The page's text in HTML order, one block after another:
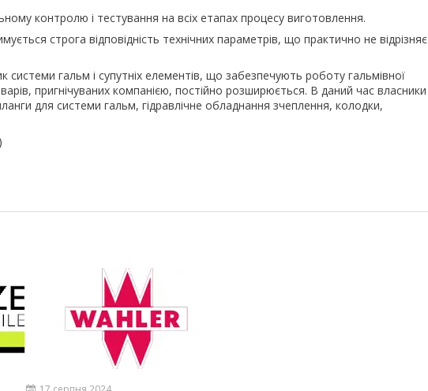
контролю і тестування на всіх етапах процесу виготовлення.
строга відповідність технічних параметрів, що практично не відрізняє
системи гальм і супутніх елементів, що забезпечують роботу гальмівної
пригнічуваних компанією, постійно розширюється. В даний час власники
для системи гальм, гідравлічне обладнання зчеплення, колодки,